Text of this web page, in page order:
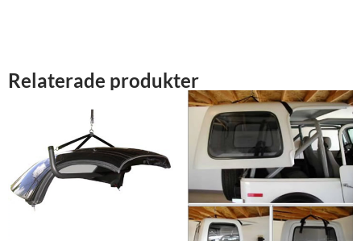
Relaterade produkter